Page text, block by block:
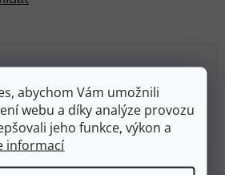
abychom Vám umožnili
webu a díky analýze provozu
jeho funkce, výkon a
informací